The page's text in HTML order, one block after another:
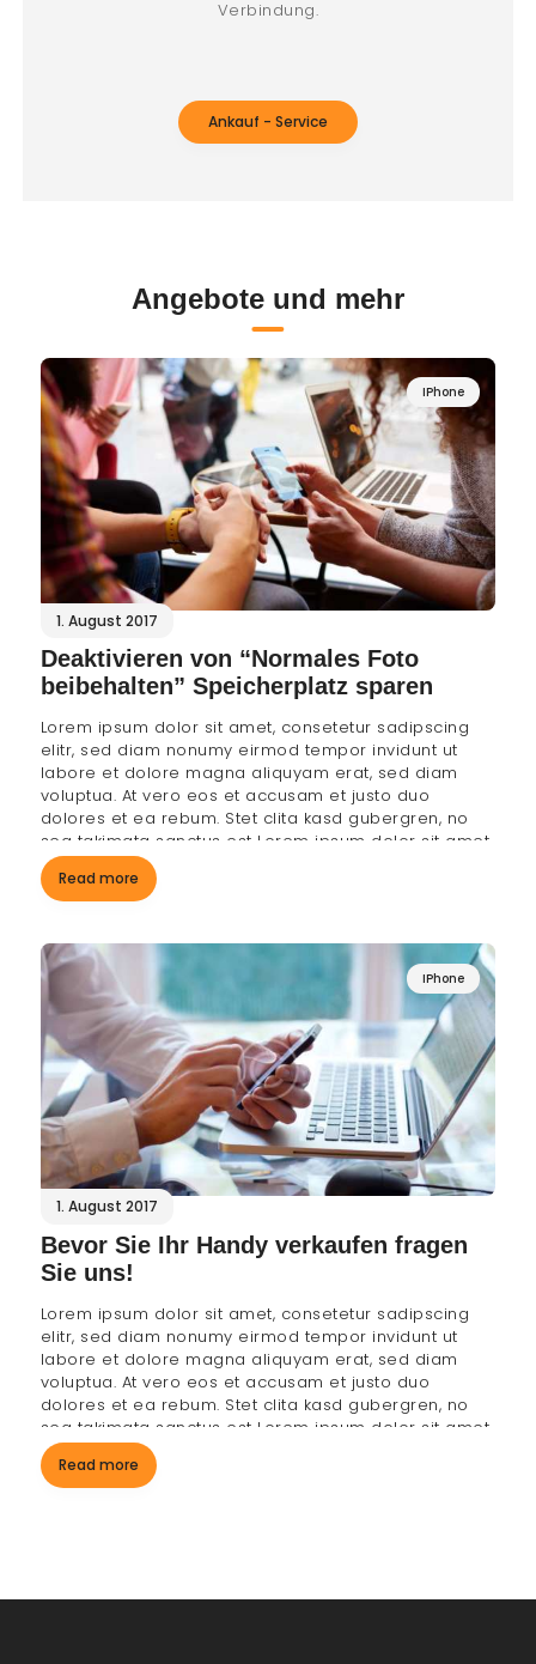
Verbindung.
Ankauf - Service
Angebote und mehr
IPhone
1. August 2017
Deaktivieren von “Normales Foto
beibehalten” Speicherplatz sparen
Lorem ipsum dolor sit amet, consetetur sadipscing
elitr, sed diam nonumy eirmod tempor invidunt ut
labore et dolore magna aliquyam erat, sed diam
voluptua. At vero eos et accusam et justo duo
dolores et ea rebum. Stet clita kasd gubergren, no
sea takimata sanctus est Lorem ipsum dolor sit amet.
Read more
IPhone
1. August 2017
Bevor Sie Ihr Handy verkaufen fragen
Sie uns!
Lorem ipsum dolor sit amet, consetetur sadipscing
elitr, sed diam nonumy eirmod tempor invidunt ut
labore et dolore magna aliquyam erat, sed diam
voluptua. At vero eos et accusam et justo duo
dolores et ea rebum. Stet clita kasd gubergren, no
sea takimata sanctus est Lorem ipsum dolor sit amet.
Read more